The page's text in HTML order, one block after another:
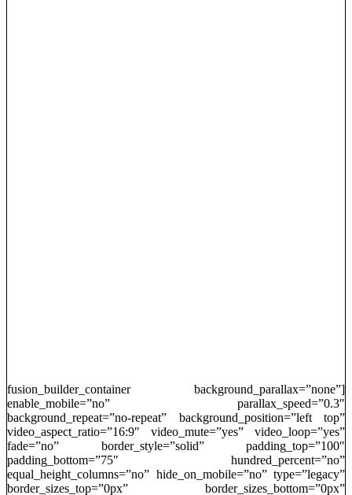
[fusion_builder_container background_parallax=”none”
enable_mobile=”no” parallax_speed=”0.3″
background_repeat=”no-repeat” background_position=”left top”
video_aspect_ratio=”16:9″ video_mute=”yes” video_loop=”yes”
fade=”no” border_style=”solid” padding_top=”100″
padding_bottom=”75″ hundred_percent=”no”
equal_height_columns=”no” hide_on_mobile=”no” type=”legacy”
border_sizes_top=”0px” border_sizes_bottom=”0px”